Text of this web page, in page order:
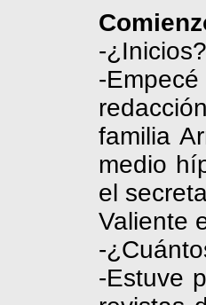
-¿Inicios?
-
familia
medio
el
Valiente
-
-Estuve